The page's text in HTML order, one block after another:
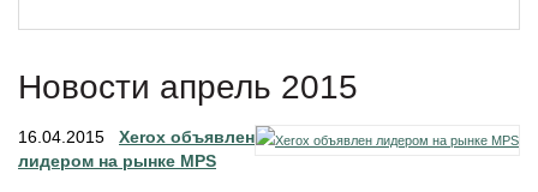
Новости апрель 2015
16.04.2015 Xerox объявлен
лидером на рынке MPS